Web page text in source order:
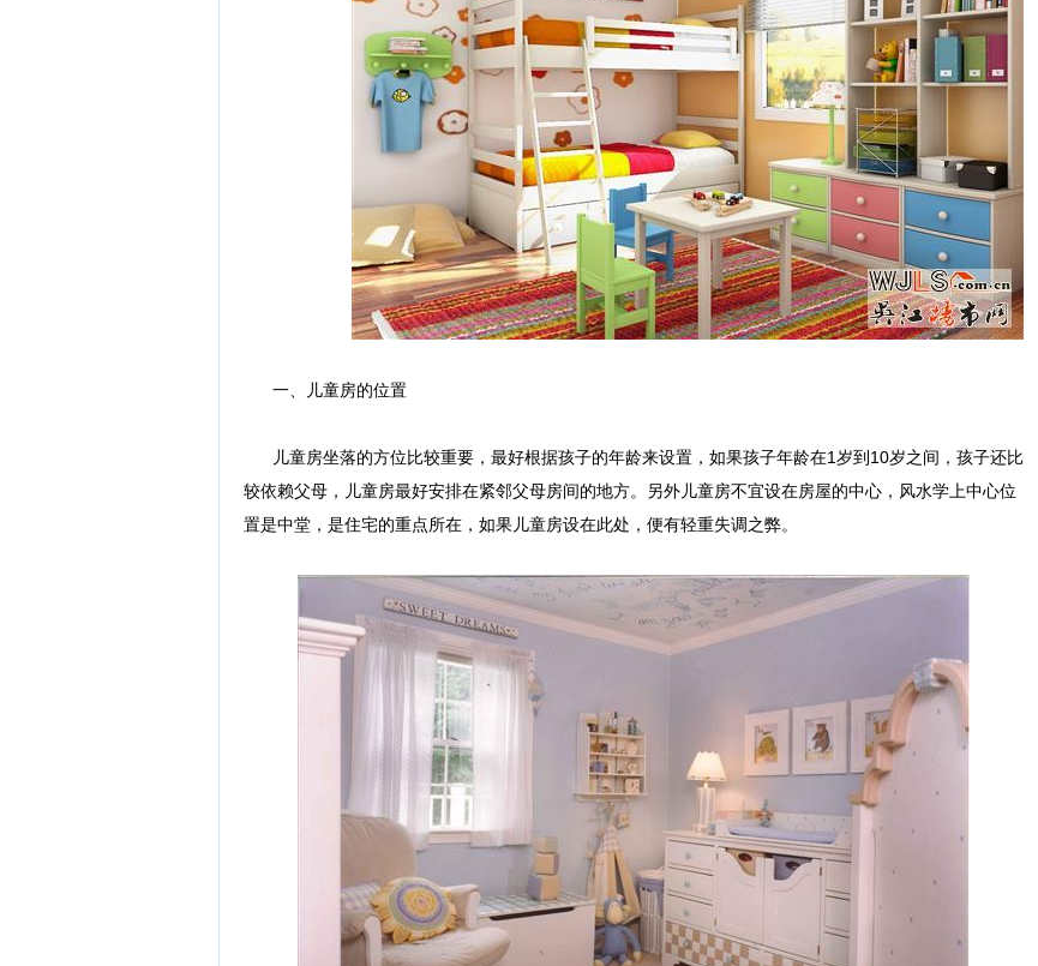
一、儿童房的位置
儿童房坐落的方位比较重要，最好根据孩子的年龄来设置，如果孩子年龄在1岁到10岁之间，孩子还比
较依赖父母，儿童房最好安排在紧邻父母房间的地方。另外儿童房不宜设在房屋的中心，风水学上中心位
置是中堂，是住宅的重点所在，如果儿童房设在此处，便有轻重失调之弊。